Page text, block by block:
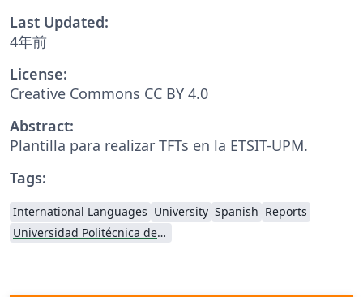
Last Updated:
4年前
License:
Creative Commons CC BY 4.0
Abstract:
Plantilla para realizar TFTs en la ETSIT-UPM.
Tags:
International Languages University Spanish Reports
Universidad Politécnica de Madrid